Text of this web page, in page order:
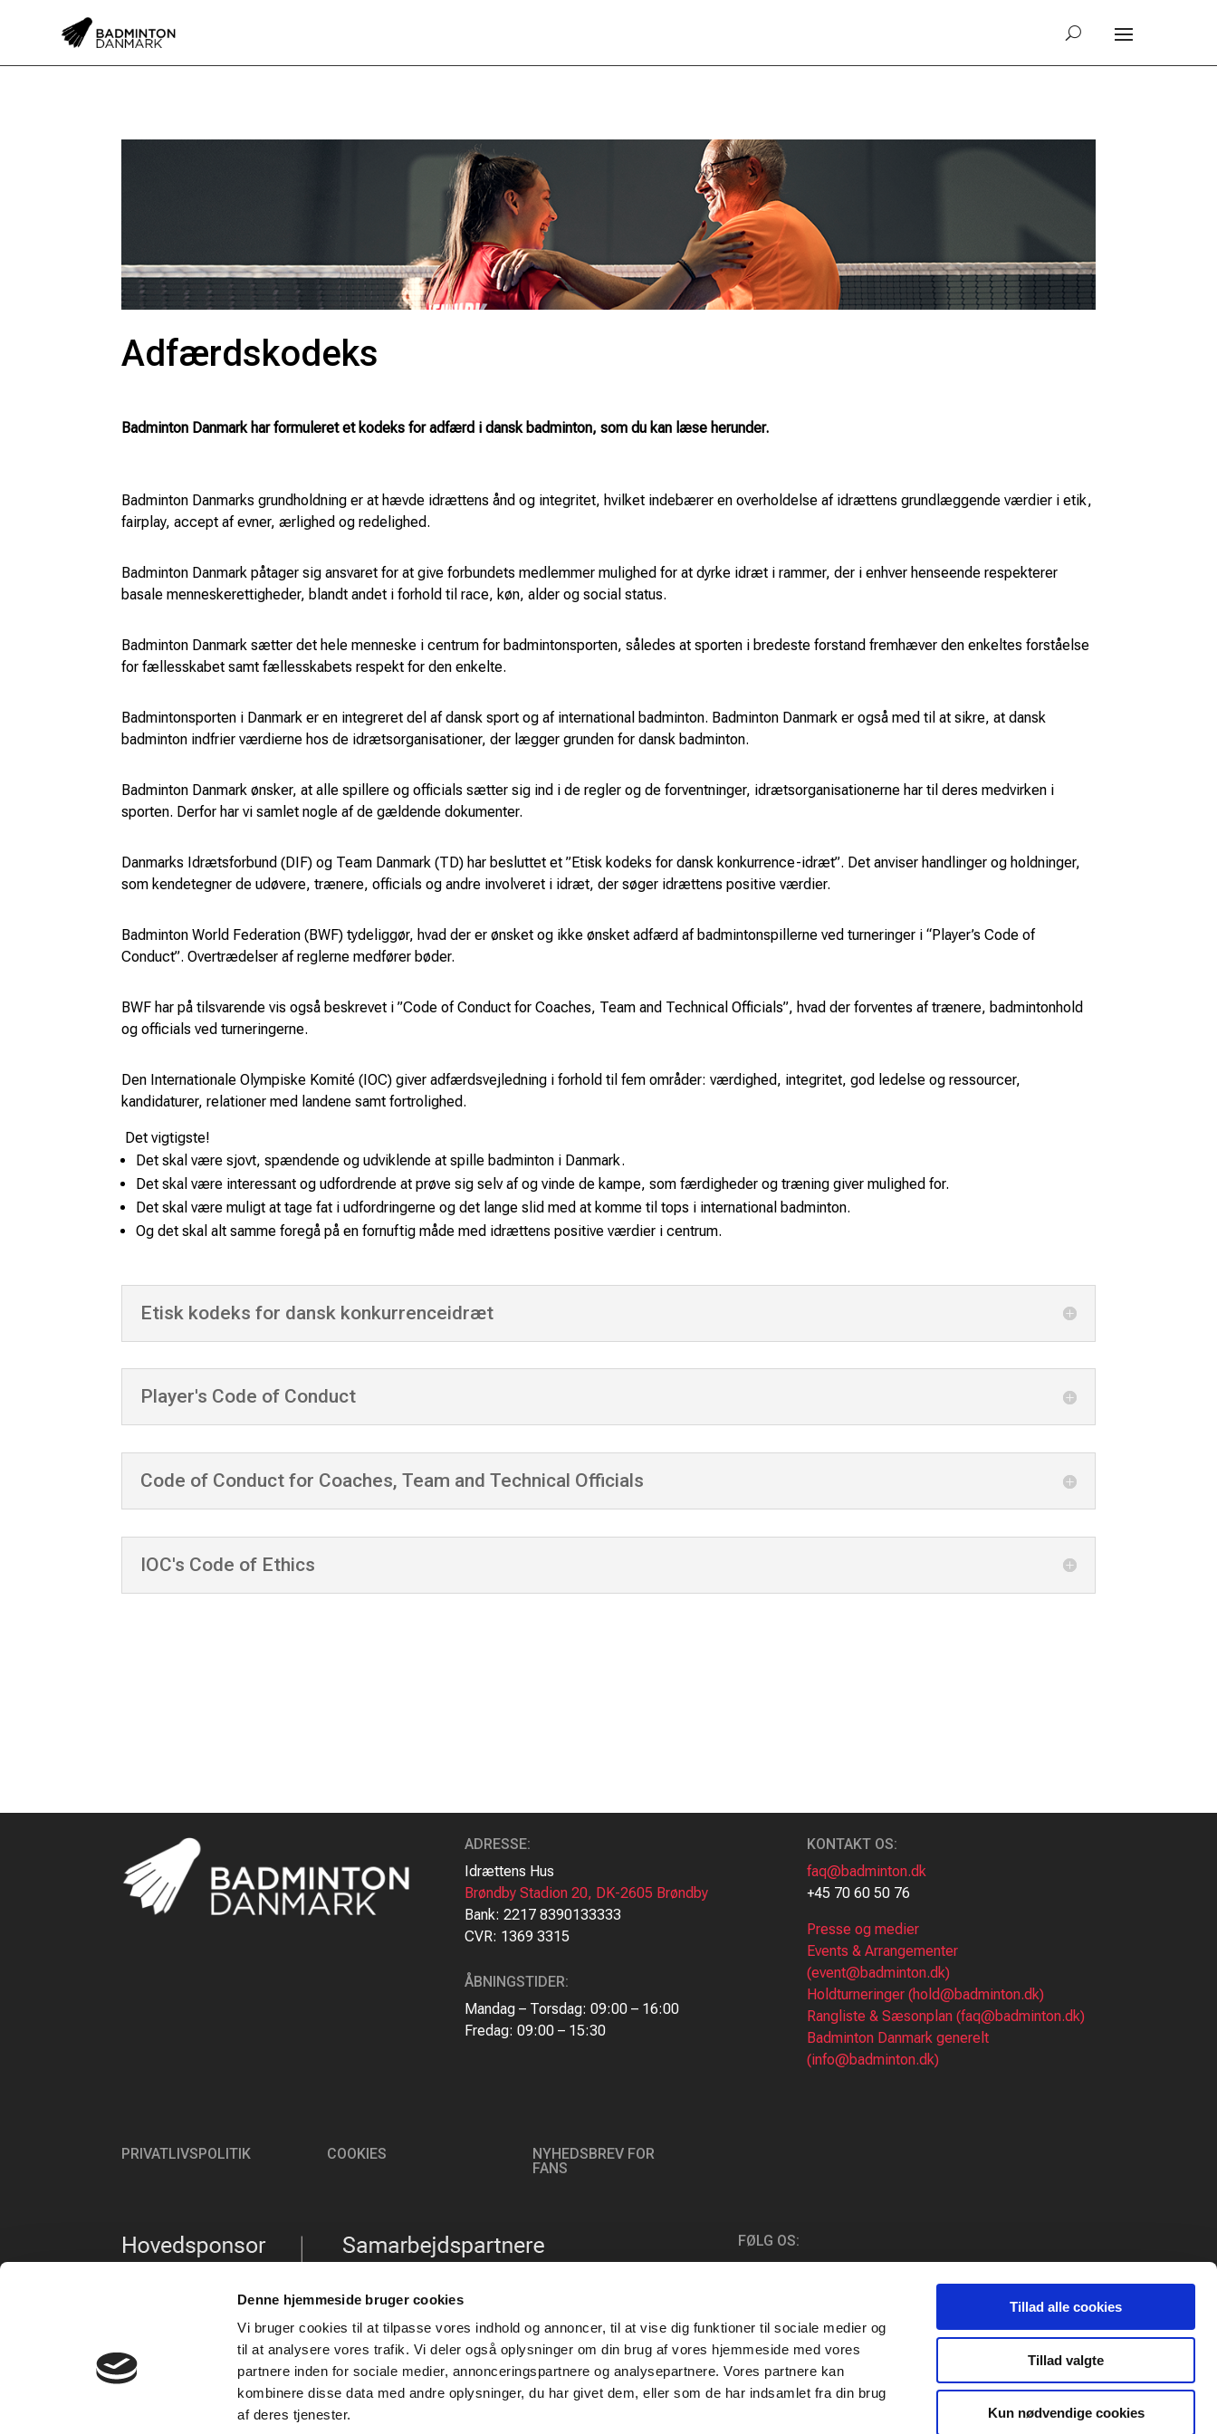
Denne hjemmeside bruger cookies
Vi bruger cookies til at tilpasse vores indhold og annoncer, til at vise dig funktioner til sociale medier og
til at analysere vores trafik. Vi deler også oplysninger om din brug af vores hjemmeside med vores
partnere inden for sociale medier, annonceringspartnere og analysepartnere. Vores partnere kan
kombinere disse data med andre oplysninger, du har givet dem, eller som de har indsamlet fra din brug
af deres tjenester.
Tillad alle cookies
Tillad valgte
Kun nødvendige cookies
Adfærdskodeks
Badminton Danmark har formuleret et kodeks for adfærd i dansk badminton, som du kan læse herunder.
Badminton Danmarks grundholdning er at hævde idrættens ånd og integritet, hvilket indebærer en overholdelse af idrættens grundlæggende værdier i etik,
fairplay, accept af evner, ærlighed og redelighed.
Badminton Danmark påtager sig ansvaret for at give forbundets medlemmer mulighed for at dyrke idræt i rammer, der i enhver henseende respekterer
basale menneskerettigheder, blandt andet i forhold til race, køn, alder og social status.
Badminton Danmark sætter det hele menneske i centrum for badmintonsporten, således at sporten i bredeste forstand fremhæver den enkeltes forståelse
for fællesskabet samt fællesskabets respekt for den enkelte.
Badmintonsporten i Danmark er en integreret del af dansk sport og af international badminton. Badminton Danmark er også med til at sikre, at dansk
badminton indfrier værdierne hos de idrætsorganisationer, der lægger grunden for dansk badminton.
Badminton Danmark ønsker, at alle spillere og officials sætter sig ind i de regler og de forventninger, idrætsorganisationerne har til deres medvirken i
sporten. Derfor har vi samlet nogle af de gældende dokumenter.
Danmarks Idrætsforbund (DIF) og Team Danmark (TD) har besluttet et ”Etisk kodeks for dansk konkurrence-idræt”. Det anviser handlinger og holdninger,
som kendetegner de udøvere, trænere, officials og andre involveret i idræt, der søger idrættens positive værdier.
Badminton World Federation (BWF) tydeliggør, hvad der er ønsket og ikke ønsket adfærd af badmintonspillerne ved turneringer i “Player’s Code of
Conduct”. Overtrædelser af reglerne medfører bøder.
BWF har på tilsvarende vis også beskrevet i ”Code of Conduct for Coaches, Team and Technical Officials”, hvad der forventes af trænere, badmintonhold
og officials ved turneringerne.
Den Internationale Olympiske Komité (IOC) giver adfærdsvejledning i forhold til fem områder: værdighed, integritet, god ledelse og ressourcer,
kandidaturer, relationer med landene samt fortrolighed.
Det vigtigste!
Det skal være sjovt, spændende og udviklende at spille badminton i Danmark.
Det skal være interessant og udfordrende at prøve sig selv af og vinde de kampe, som færdigheder og træning giver mulighed for.
Det skal være muligt at tage fat i udfordringerne og det lange slid med at komme til tops i international badminton.
Og det skal alt samme foregå på en fornuftig måde med idrættens positive værdier i centrum.
Etisk kodeks for dansk konkurrenceidræt
Player's Code of Conduct
Code of Conduct for Coaches, Team and Technical Officials
IOC's Code of Ethics
ADRESSE:
Idrættens Hus
Brøndby Stadion 20, DK-2605 Brøndby
Bank: 2217 8390133333
CVR: 1369 3315
ÅBNINGSTIDER:
Mandag – Torsdag: 09:00 – 16:00
Fredag: 09:00 – 15:30
KONTAKT OS:
faq@badminton.dk
+45 70 60 50 76
Presse og medier
Events & Arrangementer
(event@badminton.dk)
Holdturneringer (hold@badminton.dk)
Rangliste & Sæsonplan (faq@badminton.dk)
Badminton Danmark generelt
(info@badminton.dk)
PRIVATLIVSPOLITIK COOKIES
NYHEDSBREV FOR
FANS
FØLG OS: